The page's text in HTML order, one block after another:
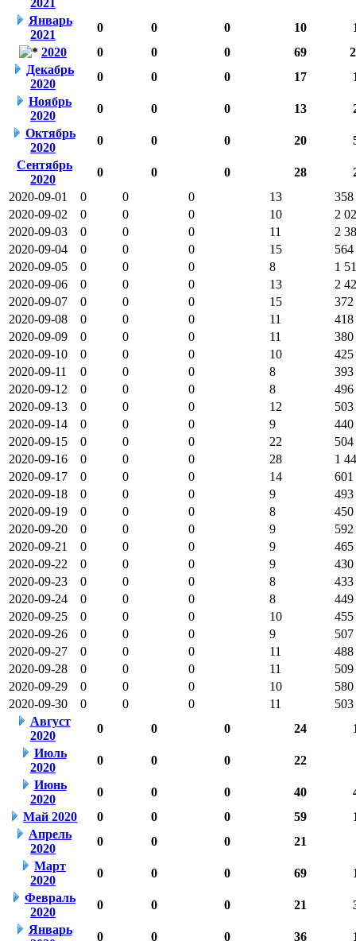
Январь
2021
0 0 0 10
2020
0 0 0 69
Декабрь
2020
0 0 0 17
Ноябрь
2020
0 0 0 13
Октябрь
2020
0 0 0 20
Сентябрь
2020
0 0 0 28
2020-09-01
0 0 0 13
358
2020-09-02
0 0 0 10
2
2020-09-03
0 0 0 11
2
2020-09-04
0 0 0 15
564
2020-09-05
0 0 0 8
1
2020-09-06
0 0 0 13
2
2020-09-07
0 0 0 15
372
2020-09-08
0 0 0 11
418
2020-09-09
0 0 0 11
380
2020-09-10
0 0 0 10
425
2020-09-11
0 0 0 8
393
2020-09-12
0 0 0 8
496
2020-09-13
0 0 0 12
503
2020-09-14
0 0 0 9
440
2020-09-15
0 0 0 22
504
2020-09-16
0 0 0 28
1
2020-09-17
0 0 0 14
601
2020-09-18
0 0 0 9
493
2020-09-19
0 0 0 8
450
2020-09-20
0 0 0 9
592
2020-09-21
0 0 0 9
465
2020-09-22
0 0 0 9
430
2020-09-23
0 0 0 8
433
2020-09-24
0 0 0 8
449
2020-09-25
0 0 0 10
455
2020-09-26
0 0 0 9
507
2020-09-27
0 0 0 11
488
2020-09-28
0 0 0 11
509
2020-09-29
0 0 0 10
580
2020-09-30
0 0 0 11
503
Август
2020
0 0 0 24
Июль
2020
0 0 0 22
Июнь
2020
0 0 0 40
Май 2020
0 0 0 59
Апрель
2020
0 0 0 21
Март
2020
0 0 0 69
Февраль
2020
0 0 0 21
Январь
0 0 0 36